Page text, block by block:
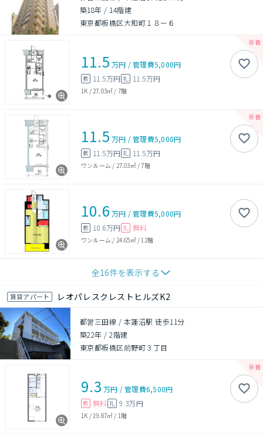
築18年 / 14階建
東京都板橋区大和町１８ー６
11.5 万円 /管理費5,000円
敷 11.5万円 礼 11.5万円
1K / 27.03㎡ / 7階
11.5 万円 /管理費5,000円
敷 11.5万円 礼 11.5万円
ワンルーム / 27.03㎡/7階
10.6 万円 /管理費5,000円
敷 10.6万円 礼 無料
ワンルーム / 24.65㎡/ 12階
全16件を表示する
賃貸アパート レオパレスクレストヒルズK2
都営三田線 / 本蓮沼駅 徒歩11分
築22年 /2階建
東京都板橋区前野町３丁目
9.3 万円 /管理費6,500円
敷 無料 礼 9.3万円
1K / 19.87㎡ / 1階